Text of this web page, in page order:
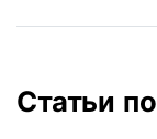
Статьи